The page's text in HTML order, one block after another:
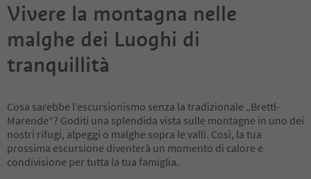
Vivere la montagna nelle
malghe dei Luoghi di
tranquillità
Cosa sarebbe l’escursionismo senza la tradizionale „Brettl-
Marende“? Goditi una splendida vista sulle montagne in uno dei
nostri rifugi, alpeggi o malghe sopra le valli. Così, la tua
prossima escursione diventerà un momento di calore e
condivisione per tutta la tua famiglia.